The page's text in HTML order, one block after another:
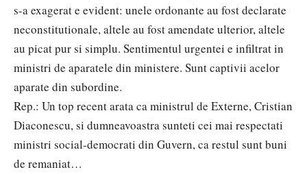
s-a exagerat e evident: unele ordonante au fost declarate
neconstitutionale, altele au fost amendate ulterior, altele
au picat pur si simplu. Sentimentul urgentei e infiltrat in
ministri de aparatele din ministere. Sunt captivii acelor
aparate din subordine.
Rep.: Un top recent arata ca ministrul de Externe, Cristian
Diaconescu, si dumneavoastra sunteti cei mai respectati
ministri social-democrati din Guvern, ca restul sunt buni
de remaniat…